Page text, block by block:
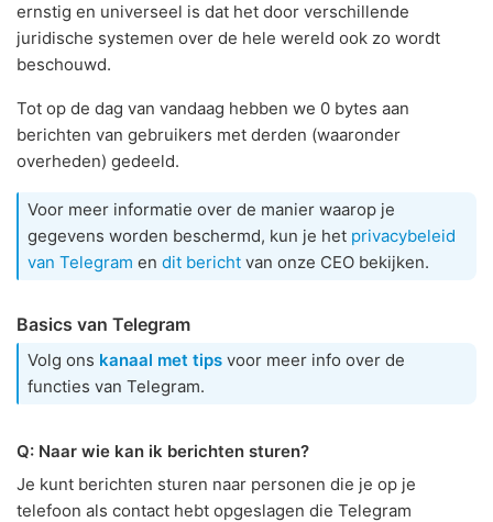
ernstig en universeel is dat het door verschillende
juridische systemen over de hele wereld ook zo wordt
beschouwd.
Tot op de dag van vandaag hebben we 0 bytes aan
berichten van gebruikers met derden (waaronder
overheden) gedeeld.
Voor meer informatie over de manier waarop je
gegevens worden beschermd, kun je het privacybeleid
van Telegram en dit bericht van onze CEO bekijken.
Basics van Telegram
Volg ons kanaal met tips voor meer info over de
functies van Telegram.
Q: Naar wie kan ik berichten sturen?
Je kunt berichten sturen naar personen die je op je
telefoon als contact hebt opgeslagen die Telegram